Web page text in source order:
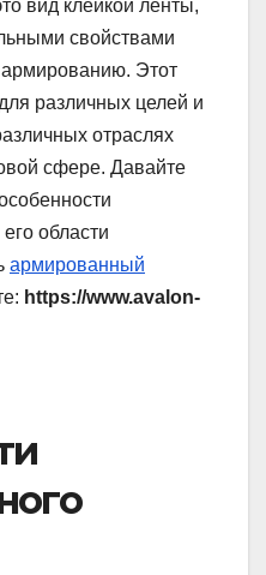
вид клейкой ленты,
свойствами
армированию. Этот
различных целей и
отраслях
сфере. Давайте
области
армированный
https://www.avalon-